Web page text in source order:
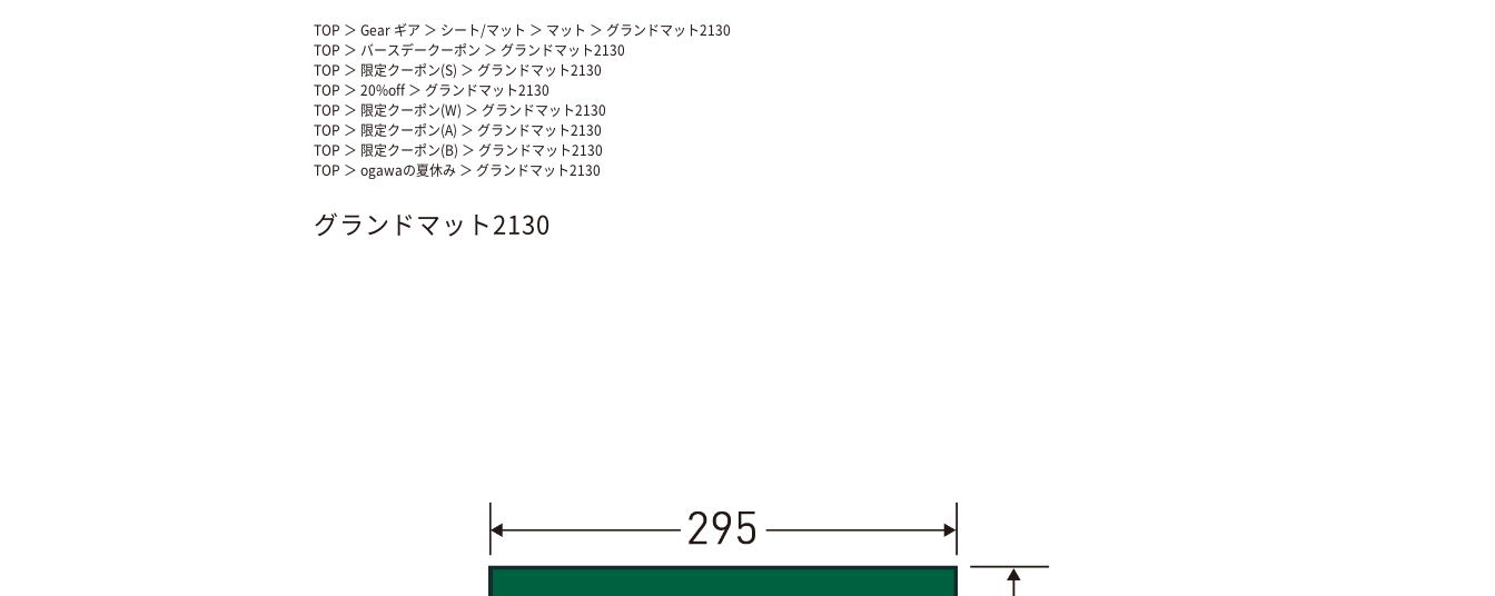
TOP ＞ Gear ギア ＞ シート/マット ＞ マット ＞ グランドマット2130
TOP ＞ バースデークーポン ＞ グランドマット2130
TOP ＞ 限定クーポン(S) ＞ グランドマット2130
TOP ＞ 20%off ＞ グランドマット2130
TOP ＞ 限定クーポン(W) ＞ グランドマット2130
TOP ＞ 限定クーポン(A) ＞ グランドマット2130
TOP ＞ 限定クーポン(B) ＞ グランドマット2130
TOP ＞ ogawaの夏休み ＞ グランドマット2130
グランドマット2130